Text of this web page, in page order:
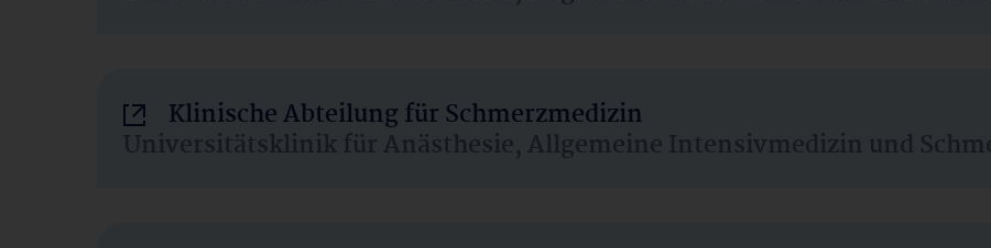
Klinische Abteilung für Schmerzmedizin
Universitätsklinik für Anästhesie, Allgemeine Intensivmedizin und